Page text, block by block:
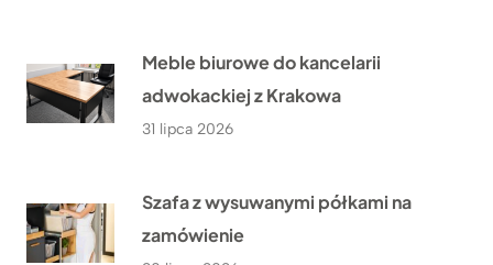
Meble biurowe do kancelarii
adwokackiej z Krakowa
31 lipca 2026
Szafa z wysuwanymi półkami na
zamówienie